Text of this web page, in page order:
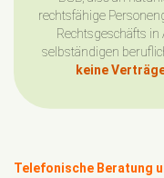
rechtsfähige
Rechtsgeschäfts
selbständigen
keine
Telefonische Beratung